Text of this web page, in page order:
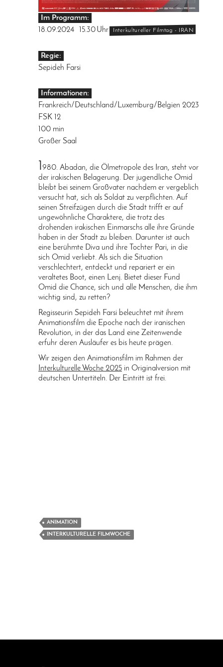
Im Programm:
18.09.2024
15.30Uhr Interkultureller Filmtag - IRAN
Regie:
Sepideh Farsi
Informationen:
Frankreich/Deutschland/Luxemburg/Belgien 2023
FSK 12
100 min
Großer Saal
1980. Abadan, die Ölmetropole des Iran, steht vor
der irakischen Belagerung. Der jugendliche Omid
bleibt bei seinem Großvater nachdem er vergeblich
versucht hat, sich als Soldat zu verpflichten. Auf
seinen Streifzügen durch die Stadt trifft er auf
ungewöhnliche Charaktere, die trotz des
drohenden irakischen Einmarschs alle ihre Gründe
haben in der Stadt zu bleiben. Darunter ist auch
eine berühmte Diva und ihre Tochter Pari, in die
sich Omid verliebt. Als sich die Situation
verschlechtert, entdeckt und repariert er ein
veraltetes Boot, einen Lenj. Bietet dieser Fund
Omid die Chance, sich und alle Menschen, die ihm
wichtig sind, zu retten?
Regisseurin Sepideh Farsi beleuchtet mit ihrem
Animationsfilm die Epoche nach der iranischen
Revolution, in der das Land eine Zeitenwende
erfuhr deren Ausläufer es bis heute prägen.
Wir zeigen den Animationsfilm im Rahmen der
Interkulturelle Woche 2025 in Originalversion mit
deutschen Untertiteln. Der Eintritt ist frei.
ANIMATION
INTERKULTURELLE FILMWOCHE